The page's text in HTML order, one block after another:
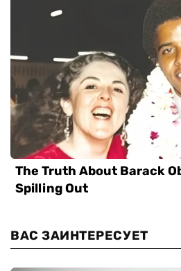
ВАС ЗАИНТЕРЕСУЕТ